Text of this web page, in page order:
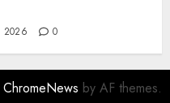
2026 0
ChromeNews by AF themes.